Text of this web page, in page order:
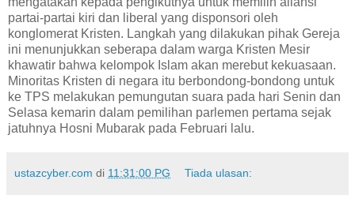
partai-partai kiri dan liberal yang disponsori oleh
konglomerat Kristen. Langkah yang dilakukan pihak Gereja
ini menunjukkan seberapa dalam warga Kristen Mesir
khawatir bahwa kelompok Islam akan merebut kekuasaan.
Minoritas Kristen di negara itu berbondong-bondong untuk
ke TPS melakukan pemungutan suara pada hari Senin dan
Selasa kemarin dalam pemilihan parlemen pertama sejak
jatuhnya Hosni Mubarak pada Februari lalu.
ustazcyber.com di 11:31:00 PG Tiada ulasan: